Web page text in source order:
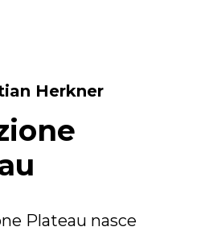
Herkner
Plateau nasce